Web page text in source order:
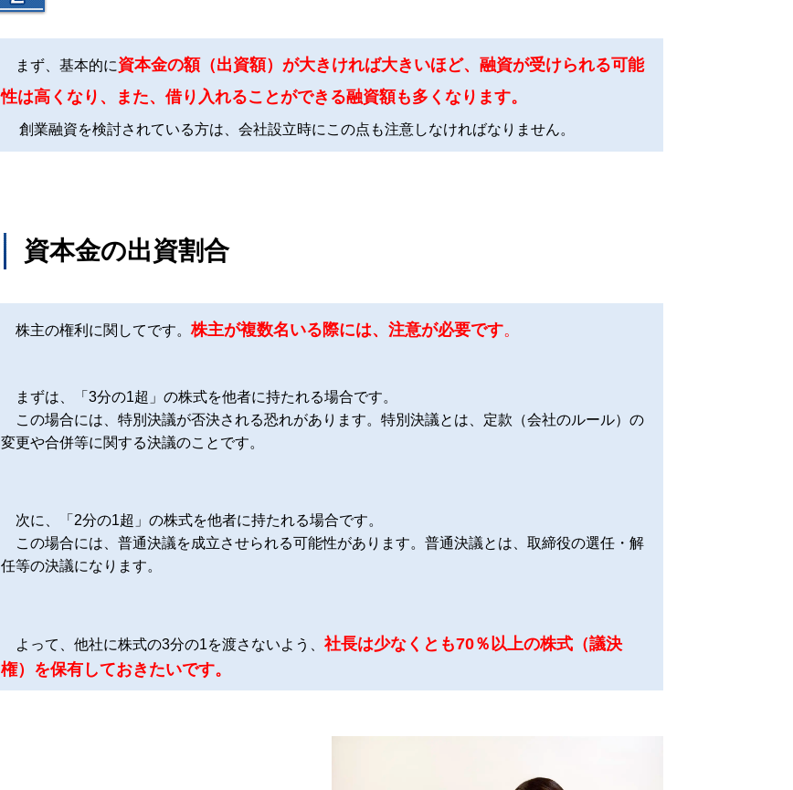
まず、基本的に資本金の額（出資額）が大きければ大きいほど、融資が受けられる可能
性は高くなり、また、借り入れることができる融資額も多くなります。
創業融資を検討されている方は、会社設立時にこの点も注意しなければなりません。
資本金の出資割合
株主の権利に関してです。株主が複数名いる際には、注意が必要です。
まずは、「3分の1超」の株式を他者に持たれる場合です。
この場合には、特別決議が否決される恐れがあります。特別決議とは、定款（会社のルール）の
変更や合併等に関する決議のことです。
次に、「2分の1超」の株式を他者に持たれる場合です。
この場合には、普通決議を成立させられる可能性があります。普通決議とは、取締役の選任・解
任等の決議になります。
よって、他社に株式の3分の1を渡さないよう、 社長は少なくとも70％以上の株式（議決
権）を保有しておきたいです。